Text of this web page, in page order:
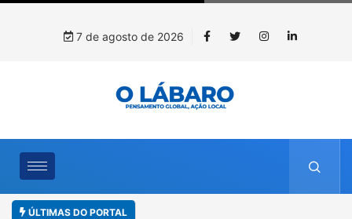
7 de agosto de 2026
ÚLTIMAS DO PORTAL